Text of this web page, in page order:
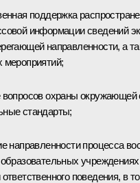
поддержка
информации сведений
направленности, а
мероприятий;
вопросов охраны
стандарты;
направленности процесса
ответственного поведения, в